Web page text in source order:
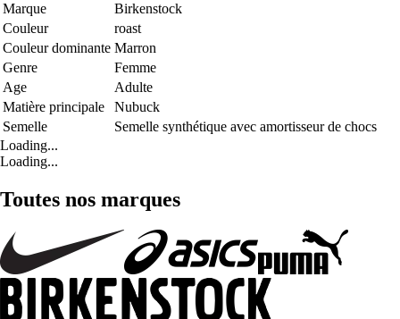
Marque
Birkenstock
Couleur
roast
Couleur dominante Marron
Genre
Femme
Age
Adulte
Matière principale
Nubuck
Semelle
Semelle synthétique avec amortisseur de chocs
Loading...
Loading...
Toutes nos marques